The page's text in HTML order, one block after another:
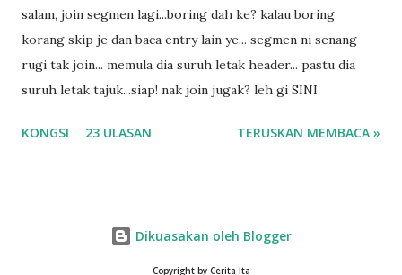
salam, join segmen lagi...boring dah ke? kalau boring
korang skip je dan baca entry lain ye... segmen ni senang
rugi tak join... memula dia suruh letak header... pastu dia
suruh letak tajuk...siap! nak join jugak? leh gi SINI
KONGSI 23 ULASAN TERUSKAN MEMBACA »
Dikuasakan oleh Blogger
Copyright by Cerita Ita